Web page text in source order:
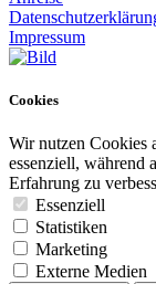
Impressum
Cookies
Wir nutzen Cookies
essenziell, während
Erfahrung zu
Essenziell
Statistiken
Marketing
Externe Medien